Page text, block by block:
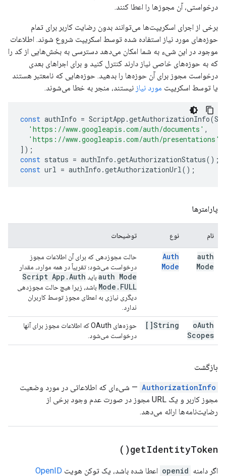
درخواستی، آن مجوزها را اعطا کنند.
برخی از اجرای اسکریپت‌ها می‌توانند بدون رضایت کاربر برای تمام
حوزه‌های مورد نیاز استفاده شده توسط اسکریپت شروع شوند. اطلاعات
موجود در این شیء به شما امکان می‌دهد دسترسی به بخش‌هایی از کد را
که به حوزه‌های خاصی نیاز دارند کنترل کنید و برای اجراهای بعدی
درخواست مجوز برای آن حوزه‌ها را بدهید. حوزه‌هایی که نامعتبر هستند
یا توسط اسکریپت مورد نیاز نیستند، منجر به خطا می‌شوند.
const authInfo = ScriptApp .getAuthorizationInfo(
'https://www.googleapis.com/auth/documents' ,
'https://www.googleapis.com/auth/presentations'
]);
const status = authInfo .getAuthorizationStatus();
const url = authInfo .getAuthorizationUrl();
پارامترها
نام نوع توضیحات
auth
Mode
Auth
Mode
حالت مجوزدهی که برای آن اطلاعات مجوز
درخواست می‌شود؛ تقریباً در همه موارد، مقدار
auth Mode باید Script App .Auth
Mode . FULL
باشد، زیرا هیچ حالت مجوزدهی
دیگری نیازی به اعطای مجوز توسط کاربران
ندارد.
oAuth
Scopes
String[]
حوزه‌های OAuth که اطلاعات مجوز برای آنها
درخواست می‌شود.
بازگشت
AuthorizationInfo — شیء‌ای که اطلاعاتی در مورد وضعیت
مجوز کاربر و یک URL مجوز در صورت عدم وجود برخی از
رضایت‌نامه‌ها ارائه می‌دهد.
getIdentityToken(
)
اگر دامنه openid اعطا شده باشد، یک توکن هویت OpenID